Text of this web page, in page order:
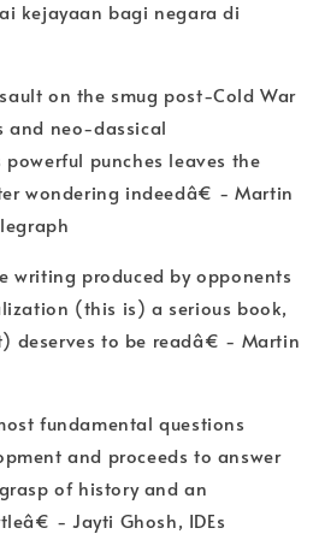
kejayaan bagi negara di
on the smug post-Cold War
and neo-dassical
punches leaves the
wondering indeedâ€ - Martin
produced by opponents
(this is) a serious book,
deserves to be readâ€ - Martin
fundamental questions
and proceeds to answer
of history and an
- Jayti Ghosh, IDEs